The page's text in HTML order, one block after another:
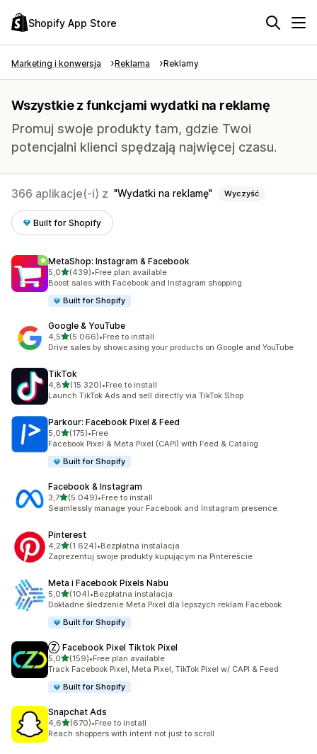
Shopify App Store
Marketing i konwersja Reklama Reklamy
Wszystkie z funkcjami wydatki na reklamę
Promuj swoje produkty tam, gdzie Twoi
potencjalni klienci spędzają najwięcej czasu.
366 aplikacje(-i) z Wydatki na reklamę Wyczyść
Built for Shopify
MetaShop: Instagram & Facebook
5,0na 5 gwiazdek
(439)
Łączna liczba recenzji: 439
•Free plan available
Boost sales with Facebook and Instagram shopping.
Built for Shopify
Google & YouTube
4,5na 5 gwiazdek
(5 066)
Łączna liczba recenzji: 5066
•Free to install
Drive sales by showcasing your products on Google and YouTube
TikTok
4,8na 5 gwiazdek
(15 320)
Łączna liczba recenzji: 15320
•Free to install
Launch TikTok Ads and sell directly via TikTok Shop
Parkour: Facebook Pixel & Feed
5,0na 5 gwiazdek
(175)
Łączna liczba recenzji: 175
•Free
Facebook Pixel & Meta Pixel (CAPI) with Feed & Catalog
Built for Shopify
Facebook & Instagram
3,7na 5 gwiazdek
(5 049)
Łączna liczba recenzji: 5049
•Free to install
Seamlessly manage your Facebook and Instagram presence
Pinterest
4,2na 5 gwiazdek
(1 624)
Łączna liczba recenzji: 1624
•Bezpłatna instalacja
Zaprezentuj swoje produkty kupującym na Pintereście
Meta i Facebook Pixels Nabu
5,0na 5 gwiazdek
(104)
Łączna liczba recenzji: 104
•Bezpłatna instalacja
Dokładne śledzenie Meta Pixel dla lepszych reklam Facebook
Built for Shopify
Ⓩ Facebook Pixel Tiktok Pixel
5,0na 5 gwiazdek
(159)
Łączna liczba recenzji: 159
•Free plan available
Track Facebook Pixel, Meta Pixel, TikTok Pixel w/ CAPI & Feed
Built for Shopify
Snapchat Ads
4,6na 5 gwiazdek
(670)
Łączna liczba recenzji: 670
•Free to install
Reach shoppers with intent not just to scroll